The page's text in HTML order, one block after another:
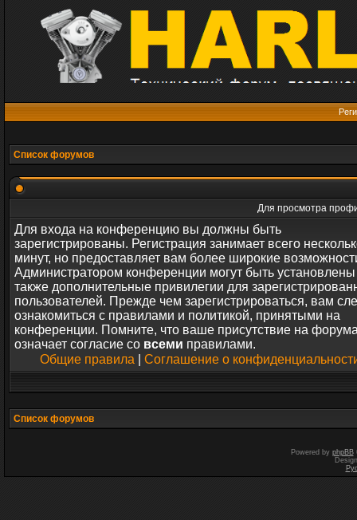
Список форумов
Для просмотра
Для входа на конференцию вы должны быть
зарегистрированы. Регистрация занимает всего
минут, но предоставляет вам более широкие
Администратором конференции могут быть установлены
также дополнительные привилегии для
пользователей. Прежде чем зарегистрироваться, вам
ознакомиться с правилами и политикой, принятыми на
конференции. Помните, что ваше присутствие на
означает согласие со всеми правилами.
Общие правила
Соглашение о
Список форумов
Powered by phpBB